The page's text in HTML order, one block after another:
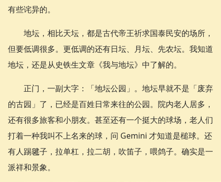
有些诧异的。
地坛，相比天坛，都是古代帝王祈求国泰民安的场所，
但要低调很多。更低调的还有日坛、月坛、先农坛。我知道
地坛，还是从史铁生文章《我与地坛》中了解的。
正门，一副大字：「地坛公园」。地坛早就不是「废弃
的古园」了，已经是百姓日常来往的公园。院内老人居多，
还有很多旅客和小朋友。甚至还有一个挺大的球场，老人们
打着一种我叫不上名来的球，问 Gemini 才知道是槌球。还
有人踢毽子，拉单杠，拉二胡，吹笛子，喂鸽子。确实是一
派祥和景象。